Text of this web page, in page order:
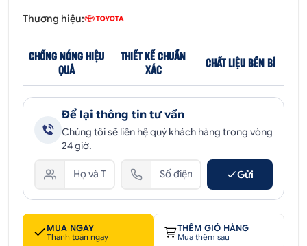
Thương hiệu:
CHỐNG NÓNG HIỆU
QUẢ
THIẾT KẾ CHUẨN
XÁC
CHẤT LIỆU BỀN BỈ
Để lại thông tin tư vấn
Chúng tôi sẽ liên hệ quý khách hàng trong vòng
24 giờ.
Gửi
MUA NGAY
Thanh toán ngay
THÊM GIỎ HÀNG
Mua thêm sau